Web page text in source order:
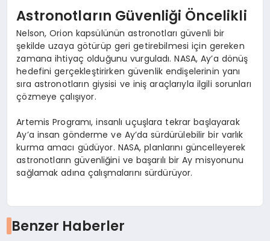
Astronotların Güvenliği Öncelikli
Nelson, Orion kapsülünün astronotları güvenli bir
şekilde uzaya götürüp geri getirebilmesi için gereken
zamana ihtiyaç olduğunu vurguladı. NASA, Ay’a dönüş
hedefini gerçekleştirirken güvenlik endişelerinin yanı
sıra astronotların giysisi ve iniş araçlarıyla ilgili sorunları
çözmeye çalışıyor.
Artemis Programı, insanlı uçuşlara tekrar başlayarak
Ay’a insan gönderme ve Ay’da sürdürülebilir bir varlık
kurma amacı güdüyor. NASA, planlarını güncelleyerek
astronotların güvenliğini ve başarılı bir Ay misyonunu
sağlamak adına çalışmalarını sürdürüyor.
Benzer Haberler